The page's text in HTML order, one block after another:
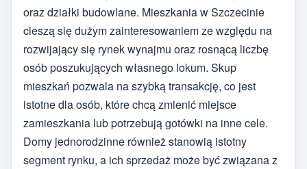
oraz działki budowlane. Mieszkania w Szczecinie
cieszą się dużym zainteresowaniem ze względu na
rozwijający się rynek wynajmu oraz rosnącą liczbę
osób poszukujących własnego lokum. Skup
mieszkań pozwala na szybką transakcję, co jest
istotne dla osób, które chcą zmienić miejsce
zamieszkania lub potrzebują gotówki na inne cele.
Domy jednorodzinne również stanowią istotny
segment rynku, a ich sprzedaż może być związana z